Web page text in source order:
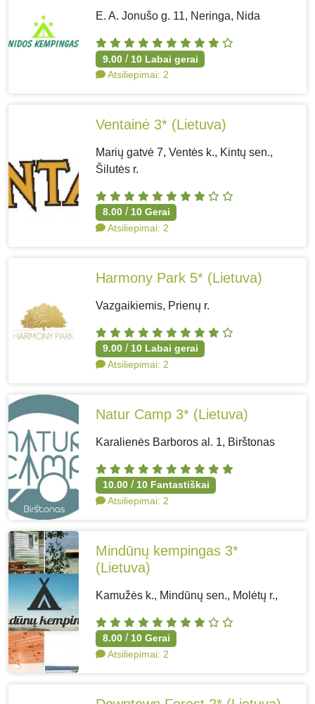
E. A. Jonušo g. 11, Neringa, Nida
9.00/ 10 Labai gerai
Atsiliepimai: 2
Ventainė 3* (Lietuva)
Marių gatvė 7, Ventės k., Kintų sen.,
Šilutės r.
8.00/ 10 Gerai
Atsiliepimai: 2
Harmony Park 5* (Lietuva)
Vazgaikiemis, Prienų r.
9.00/ 10 Labai gerai
Atsiliepimai: 2
Natur Camp 3* (Lietuva)
Karalienės Barboros al. 1, Birštonas
10.00/ 10 Fantastiškai
Atsiliepimai: 2
Mindūnų kempingas 3*
(Lietuva)
Kamužės k., Mindūnų sen., Molėtų r.,
8.00/10 Gerai
Atsiliepimai: 2